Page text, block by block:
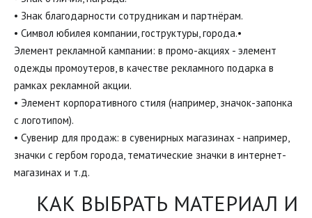
• Знак благодарности сотрудникам и партнёрам.
• Символ юбилея компании, гоструктуры, города.•
Элемент рекламной кампании: в промо-акциях - элемент
одежды промоутеров, в качестве рекламного подарка в
рамках рекламной акции.
• Элемент корпоративного стиля (например, значок-запонка
с логотипом).
• Сувенир для продаж: в сувенирных магазинах - например,
значки с гербом города, тематические значки в интернет-
магазинах и т.д.
КАК ВЫБРАТЬ МАТЕРИАЛ И